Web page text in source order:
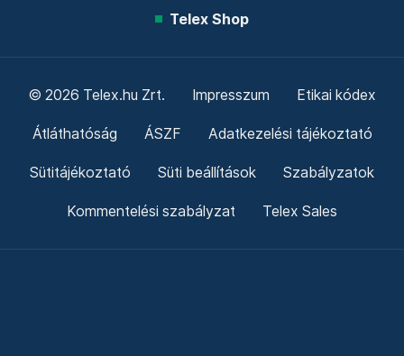
Telex Shop
© 2026 Telex.hu Zrt. Impresszum Etikai kódex
Átláthatóság ÁSZF Adatkezelési tájékoztató
Sütitájékoztató Süti beállítások Szabályzatok
Kommentelési szabályzat Telex Sales